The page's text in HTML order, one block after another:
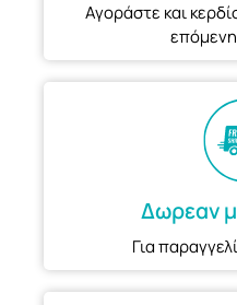
Αγοράστε και
Δωρεαν
Για